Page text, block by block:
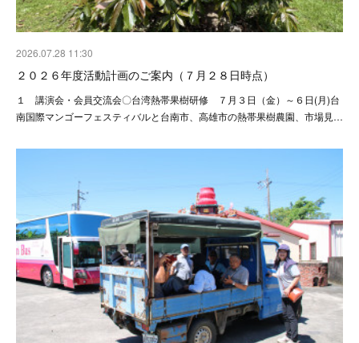
2026.07.28 11:30
２０２６年度活動計画のご案内（７月２８日時点）
１ 講演会・会員交流会〇台湾熱帯果樹研修 ７月３日（金）～６日(月)台
南国際マンゴーフェスティバルと台南市、高雄市の熱帯果樹農園、市場見…